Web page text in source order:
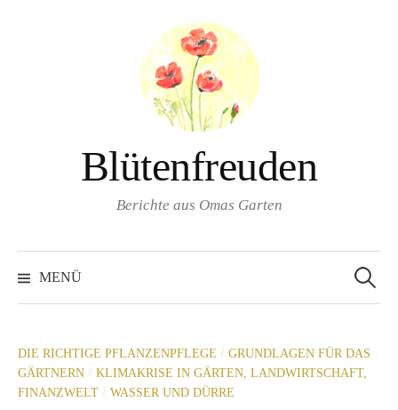
Blütenfreuden
Berichte aus Omas Garten
MENÜ
nach:
DIE RICHTIGE PFLANZENPFLEGE / GRUNDLAGEN FÜR DAS
GÄRTNERN / KLIMAKRISE IN GÄRTEN, LANDWIRTSCHAFT,
FINANZWELT / WASSER UND DÜRRE